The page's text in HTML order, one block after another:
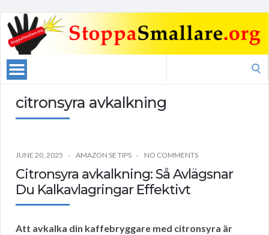
citronsyra avkalkning
JUNE 20, 2025 AMAZON SE TIPS NO COMMENTS
Citronsyra avkalkning: Så Avlägsnar
Du Kalkavlagringar Effektivt
Att avkalka din kaffebryggare med citronsyra är